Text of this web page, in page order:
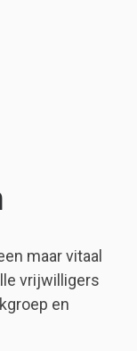
maar vitaal
vrijwilligers
en